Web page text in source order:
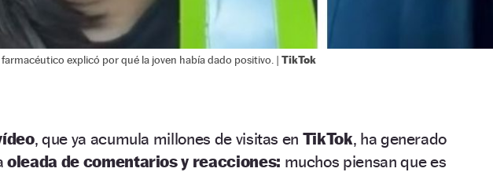
farmacéutico explicó por qué la joven había dado positivo. | TikTok
, que ya acumula millones de visitas en TikTok, ha generado
oleada de comentarios y reacciones: muchos piensan que es